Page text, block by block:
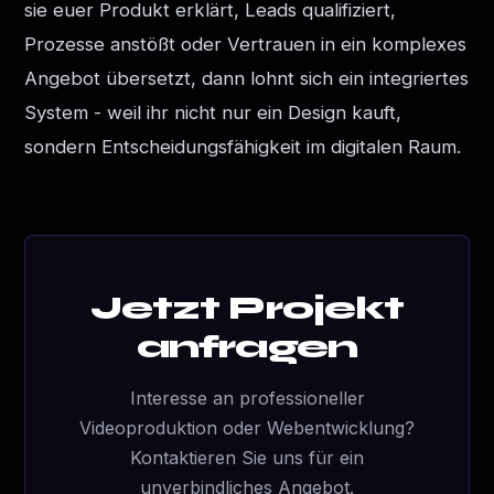
sie euer Produkt erklärt, Leads qualifiziert,
Prozesse anstößt oder Vertrauen in ein komplexes
Angebot übersetzt, dann lohnt sich ein integriertes
System - weil ihr nicht nur ein Design kauft,
sondern Entscheidungsfähigkeit im digitalen Raum.
Jetzt Projekt
anfragen
Interesse an professioneller
Videoproduktion oder Webentwicklung?
Kontaktieren Sie uns für ein
unverbindliches Angebot.